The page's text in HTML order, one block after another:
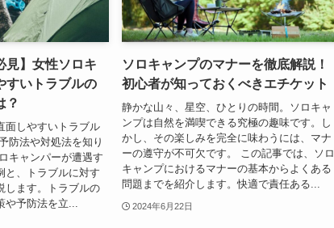
見】女性ソロキ
すいトラブルの
？
面しやすいトラブル
防法や対処法を知り
キャンパーが遭遇す
と、トラブルに対す
します。トラブルの
予防法を立...
ソロキャンプのマナーを徹底解説！
初心者が知っておくべきエチケット
静かな山々、星空、ひとりの時間。ソロキャ
ンプは自然を満喫できる究極の趣味です。し
かし、その楽しみを完全に味わうには、マナ
ーの遵守が不可欠です。 この記事では、ソロ
キャンプにおけるマナーの基本からよくある
問題までを紹介します。快適で責任ある...
2024年6月22日